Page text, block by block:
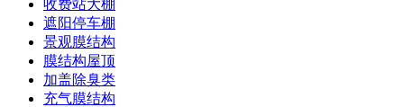
收费站大棚
遮阳停车棚
景观膜结构
膜结构屋顶
加盖除臭类
充气膜结构